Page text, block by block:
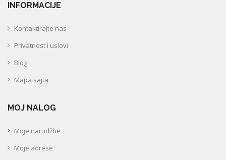
INFORMACIJE
Kontaktirajte nas
Privatnost i uslovi
Blog
Mapa sajta
MOJ NALOG
Moje narudžbe
Moje adrese